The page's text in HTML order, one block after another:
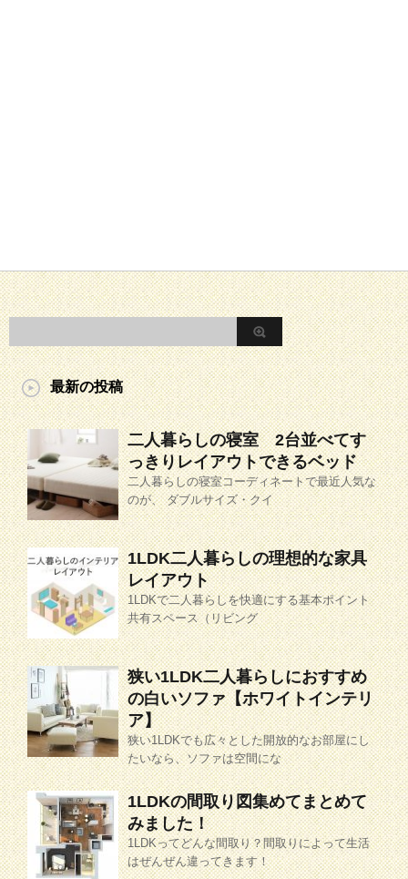
最新の投稿
二人暮らしの寝室 2台並べてす
っきりレイアウトできるベッド
二人暮らしの寝室コーディネートで最近人気な
のが、 ダブルサイズ・クイ
1LDK二人暮らしの理想的な家具
レイアウト
1LDKで二人暮らしを快適にする基本ポイント
共有スペース（リビング
狭い1LDK二人暮らしにおすすめ
の白いソファ【ホワイトインテリ
ア】
狭い1LDKでも広々とした開放的なお部屋にし
たいなら、ソファは空間にな
1LDKの間取り図集めてまとめて
みました！
1LDKってどんな間取り？間取りによって生活
はぜんぜん違ってきます！